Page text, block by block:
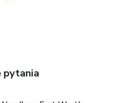
pytania